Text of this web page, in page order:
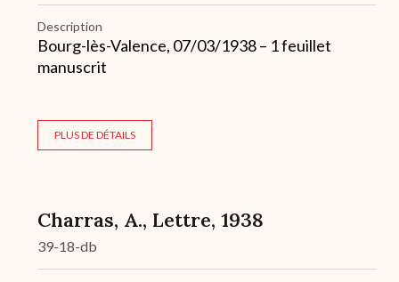
Description
Bourg-lès-Valence, 07/03/1938 – 1 feuillet
manuscrit
PLUS DE DÉTAILS
Charras, A., Lettre, 1938
39-18-db